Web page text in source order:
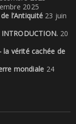
2025
l’Antiquité 23 juin
INTRODUCTION. 20
la vérité cachée de
mondiale 24